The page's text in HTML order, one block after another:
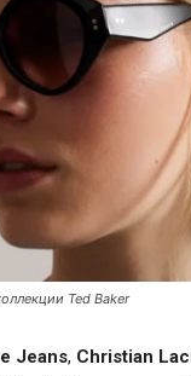
Ted Baker
Jeans, Christian